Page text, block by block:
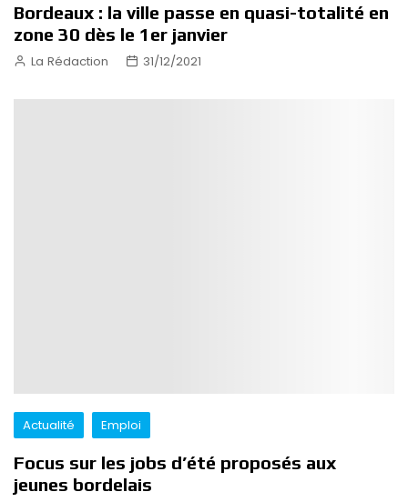
Bordeaux : la ville passe en quasi-totalité en
zone 30 dès le 1er janvier
La Rédaction 31/12/2021
Actualité Emploi
Focus sur les jobs d’été proposés aux
jeunes bordelais